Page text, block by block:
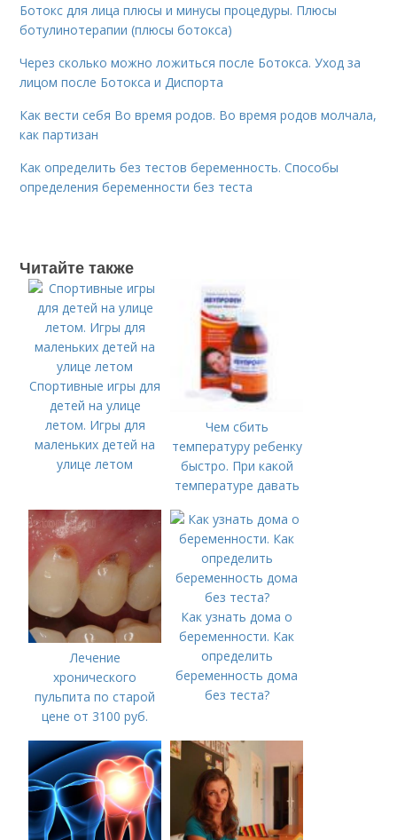
Ботокс для лица плюсы и минусы процедуры. Плюсы
ботулинотерапии (плюсы ботокса)
Через сколько можно ложиться после Ботокса. Уход за
лицом после Ботокса и Диспорта
Как вести себя Во время родов. Во время родов молчала,
как партизан
Как определить без тестов беременность. Способы
определения беременности без теста
Читайте также
Спортивные игры для
детей на улице
летом. Игры для
маленьких детей на
улице летом
Чем сбить
температуру ребенку
быстро. При какой
температуре давать
ребенку?
Лечение
хронического
пульпита по старой
цене от 3100 руб.
цена
Как узнать дома о
беременности. Как
определить
беременность дома
без теста?